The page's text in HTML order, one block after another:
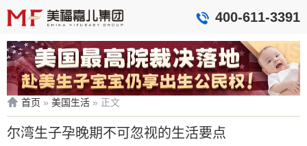
400-611-3391
首页 » 美国生活 » 正文
尔湾生子孕晚期不可忽视的生活要点